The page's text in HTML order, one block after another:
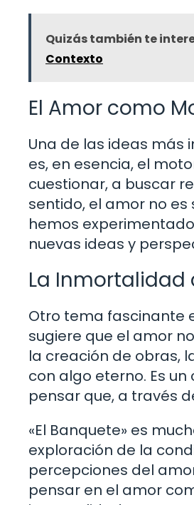
Quizás también te
Contexto
El Amor como
Una de las ideas más
es, en esencia, el
cuestionar, a buscar
sentido, el amor no
hemos
nuevas ideas y
La Inmortalidad
Otro tema fascinante
sugiere que el amor
la creación de obras,
con algo eterno. Es
pensar que, a través
«El Banquete» es
exploración de la
percepciones del
pensar en el amor